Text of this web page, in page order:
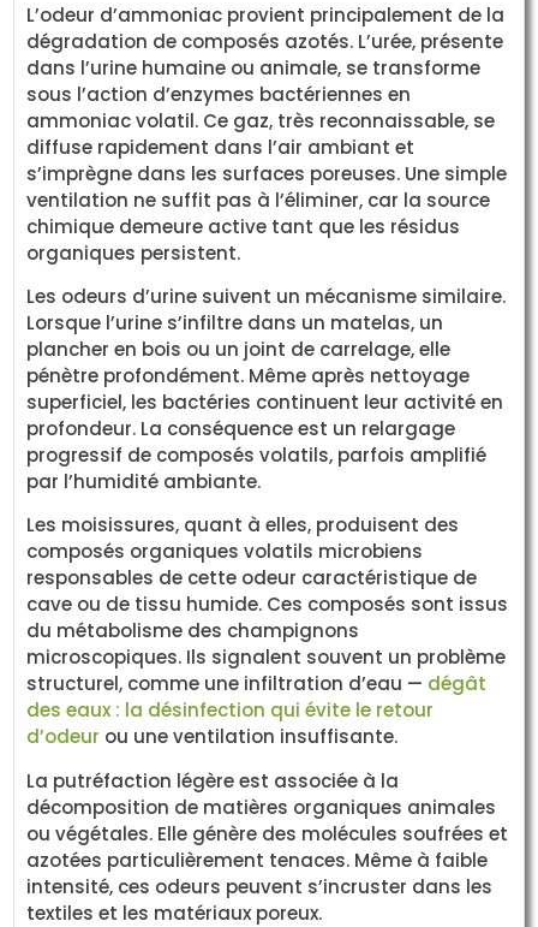
L’odeur d’ammoniac provient principalement de la
dégradation de composés azotés. L’urée, présente
dans l’urine humaine ou animale, se transforme
sous l’action d’enzymes bactériennes en
ammoniac volatil. Ce gaz, très reconnaissable, se
diffuse rapidement dans l’air ambiant et
s’imprègne dans les surfaces poreuses. Une simple
ventilation ne suffit pas à l’éliminer, car la source
chimique demeure active tant que les résidus
organiques persistent.
Les odeurs d’urine suivent un mécanisme similaire.
Lorsque l’urine s’infiltre dans un matelas, un
plancher en bois ou un joint de carrelage, elle
pénètre profondément. Même après nettoyage
superficiel, les bactéries continuent leur activité en
profondeur. La conséquence est un relargage
progressif de composés volatils, parfois amplifié
par l’humidité ambiante.
Les moisissures, quant à elles, produisent des
composés organiques volatils microbiens
responsables de cette odeur caractéristique de
cave ou de tissu humide. Ces composés sont issus
du métabolisme des champignons
microscopiques. Ils signalent souvent un problème
structurel, comme une infiltration d’eau — dégât
des eaux : la désinfection qui évite le retour
d’odeur ou une ventilation insuffisante.
La putréfaction légère est associée à la
décomposition de matières organiques animales
ou végétales. Elle génère des molécules soufrées et
azotées particulièrement tenaces. Même à faible
intensité, ces odeurs peuvent s’incruster dans les
textiles et les matériaux poreux.